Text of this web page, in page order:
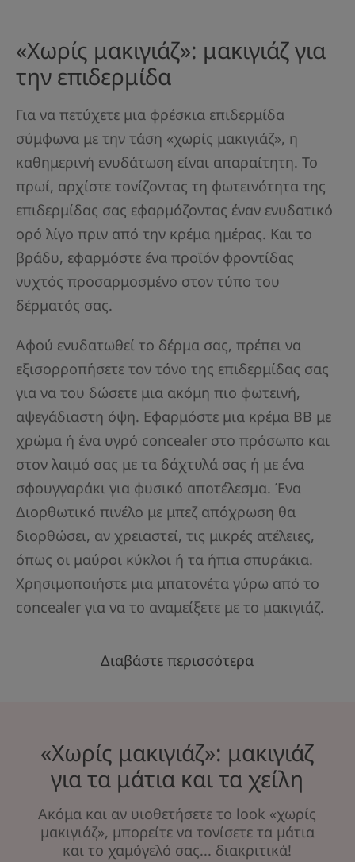
«Χωρίς μακιγιάζ»: μακιγιάζ για
την επιδερμίδα
Για να πετύχετε μια φρέσκια επιδερμίδα
σύμφωνα με την τάση «χωρίς μακιγιάζ», η
καθημερινή ενυδάτωση είναι απαραίτητη. Το
πρωί, αρχίστε τονίζοντας τη φωτεινότητα της
επιδερμίδας σας εφαρμόζοντας έναν ενυδατικό
ορό λίγο πριν από την κρέμα ημέρας. Και το
βράδυ, εφαρμόστε ένα προϊόν φροντίδας
νυχτός προσαρμοσμένο στον τύπο του
δέρματός σας.
Αφού ενυδατωθεί το δέρμα σας, πρέπει να
εξισορροπήσετε τον τόνο της επιδερμίδας σας
για να του δώσετε μια ακόμη πιο φωτεινή,
αψεγάδιαστη όψη. Εφαρμόστε μια κρέμα BB με
χρώμα ή ένα υγρό concealer στο πρόσωπο και
στον λαιμό σας με τα δάχτυλά σας ή με ένα
σφουγγαράκι για φυσικό αποτέλεσμα. Ένα
Διορθωτικό πινέλο με μπεζ απόχρωση θα
διορθώσει, αν χρειαστεί, τις μικρές ατέλειες,
όπως οι μαύροι κύκλοι ή τα ήπια σπυράκια.
Χρησιμοποιήστε μια μπατονέτα γύρω από το
concealer για να το αναμείξετε με το μακιγιάζ.
Διαβάστε περισσότερα
«Χωρίς μακιγιάζ»: μακιγιάζ
για τα μάτια και τα χείλη
Ακόμα και αν υιοθετήσετε το look «χωρίς
μακιγιάζ», μπορείτε να τονίσετε τα μάτια
και το χαμόγελό σας... διακριτικά!